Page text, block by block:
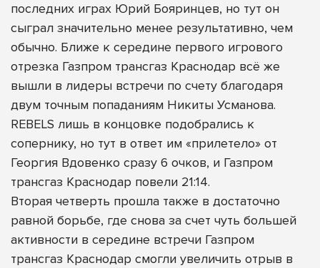
последних играх Юрий Бояринцев, но тут он
сыграл значительно менее результативно, чем
обычно. Ближе к середине первого игрового
отрезка Газпром трансгаз Краснодар всё же
вышли в лидеры встречи по счету благодаря
двум точным попаданиям Никиты Усманова.
REBELS лишь в концовке подобрались к
сопернику, но тут в ответ им «прилетело» от
Георгия Вдовенко сразу 6 очков, и Газпром
трансгаз Краснодар повели 21:14.
Вторая четверть прошла также в достаточно
равной борьбе, где снова за счет чуть большей
активности в середине встречи Газпром
трансгаз Краснодар смогли увеличить отрыв в